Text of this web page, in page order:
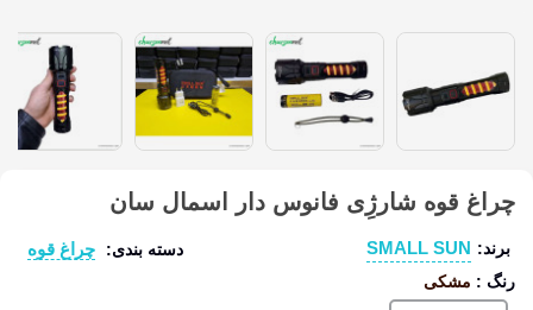
چراغ قوه شارژِی فانوس دار اسمال سان
برند: SMALL SUN دسته بندی: چراغ قوه
رنگ : مشکی